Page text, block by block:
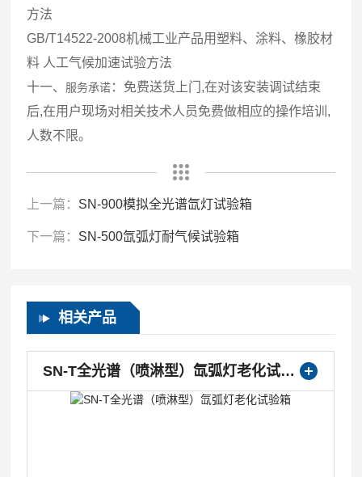
方法
GB/T14522-2008机械工业产品用塑料、涂料、橡胶材
料 人工气候加速试验方法
十一、 服务承诺：免费送货上门,在对该安装调试结束
后,在用户现场对相关技术人员免费做相应的操作培训,
人数不限。
上一篇： SN-900模拟全光谱氙灯试验箱
下一篇： SN-500氙弧灯耐气候试验箱
相关产品
SN-T全光谱（喷淋型）氙弧灯老化试验箱